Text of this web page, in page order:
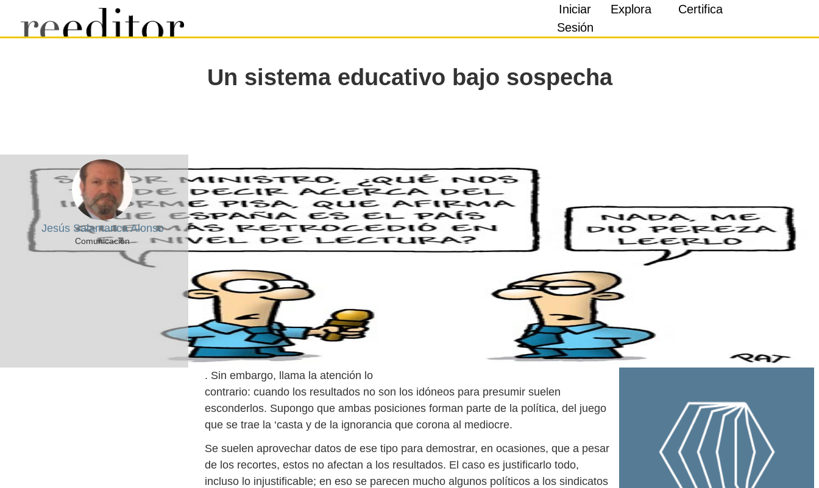
Iniciar
Sesión
Explora Certifica
Jesús Salamanca Alonso
Comunicación
Un sistema educativo bajo sospecha
. Sin embargo, llama la atención lo
contrario: cuando los resultados no son los idóneos para presumir suelen
esconderlos. Supongo que ambas posiciones forman parte de la política, del juego
que se trae la ‘casta y de la ignorancia que corona al mediocre.
Se suelen aprovechar datos de ese tipo para demostrar, en ocasiones, que a pesar
de los recortes, estos no afectan a los resultados. El caso es justificarlo todo,
incluso lo injustificable; en eso se parecen mucho algunos políticos a los sindicatos